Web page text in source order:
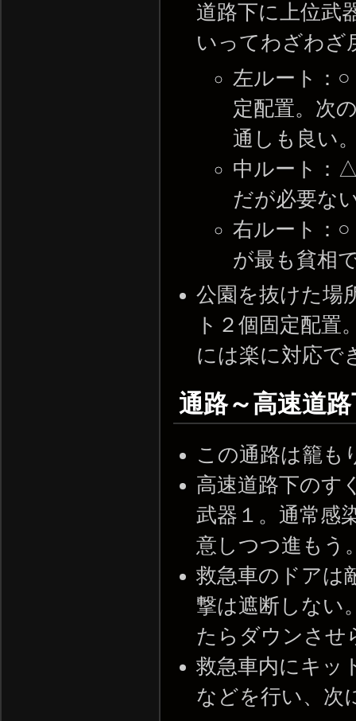
道路下に上位武
いってわざわざ
左ルート：
定配置。次
通しも良い
中ルート：
だが必要な
右ルート：
が最も貧相
公園を抜けた場
ト２個固定配置
には楽に対応で
通路～高速道
この通路は籠も
高速道路下のす
武器１。通常感
意しつつ進もう
救急車のドアは
撃は遮断しない
たらダウンさせ
救急車内にキッ
などを行い、次